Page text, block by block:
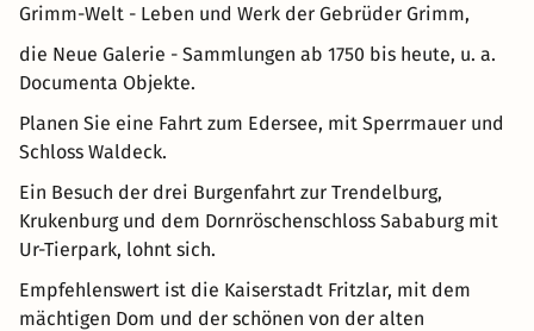
Grimm-Welt - Leben und Werk der Gebrüder Grimm,
die Neue Galerie - Sammlungen ab 1750 bis heute, u. a.
Documenta Objekte.
Planen Sie eine Fahrt zum Edersee, mit Sperrmauer und
Schloss Waldeck.
Ein Besuch der drei Burgenfahrt zur Trendelburg,
Krukenburg und dem Dornröschenschloss Sababurg mit
Ur-Tierpark, lohnt sich.
Empfehlenswert ist die Kaiserstadt Fritzlar, mit dem
mächtigen Dom und der schönen von der alten